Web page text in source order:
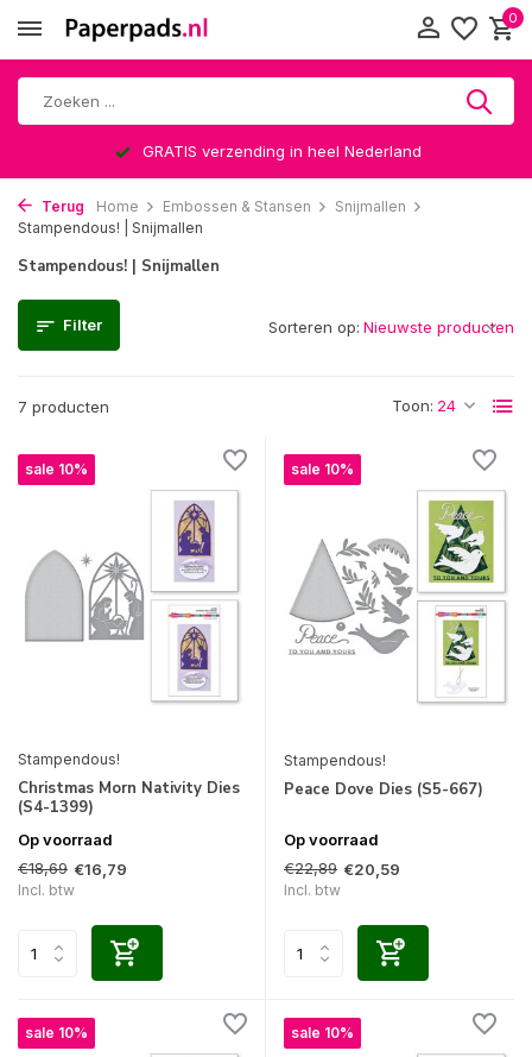
0
GRATIS verzending in heel Nederland
Terug Home Embossen & Stansen
Snijmallen
Stampendous! | Snijmallen
Stampendous! | Snijmallen
Filter
7 producten Toon:
Sorteren op:
sale 10%
Stampendous!
Christmas Morn Nativity Dies
(S4-1399)
Op voorraad
€18,69 €16,79
Incl. btw
sale 10%
Stampendous!
Peace Dove Dies (S5-667)
Op voorraad
€22,89 €20,59
Incl. btw
sale 10% sale 10%